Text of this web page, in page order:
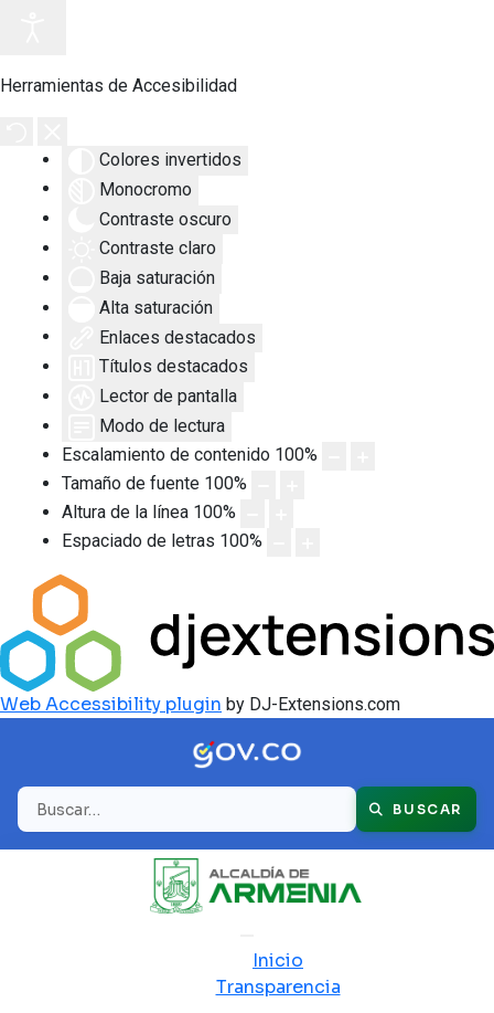
Herramientas de Accesibilidad
Colores invertidos
Monocromo
Contraste oscuro
Contraste claro
Baja saturación
Alta saturación
Enlaces destacados
Títulos destacados
Lector de pantalla
Modo de lectura
Escalamiento de contenido 100%
Tamaño de fuente 100%
Altura de la línea 100%
Espaciado de letras 100%
Web Accessibility plugin by DJ-Extensions.com
Buscar BUSCAR
Inicio
Transparencia